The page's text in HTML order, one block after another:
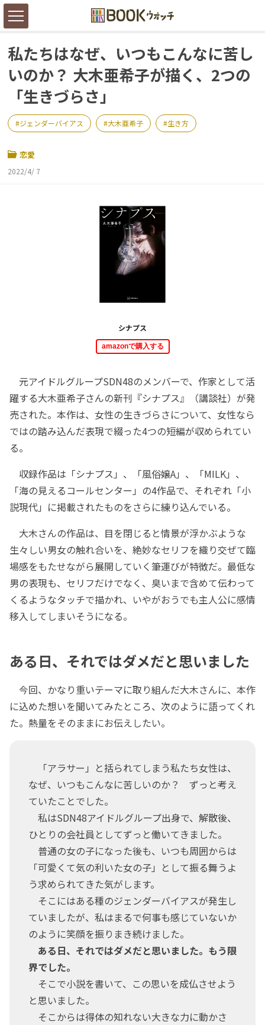
私たちはなぜ、いつもこんなに苦し
いのか？ 大木亜希子が描く、2つの
「生きづらさ」
ジェンダーバイアス 大木亜希子 生き方
恋愛
2022/4/ 7
シナプス
amazonで購入する
元アイドルグループSDN48のメンバーで、作家として活
躍する大木亜希子さんの新刊『シナプス』（講談社）が発
売された。本作は、女性の生きづらさについて、女性なら
ではの踏み込んだ表現で綴った4つの短編が収められてい
る。
収録作品は「シナプス」、「風俗嬢A」、「MILK」、
「海の見えるコールセンター」の4作品で、それぞれ「小
説現代」に掲載されたものをさらに練り込んでいる。
大木さんの作品は、目を閉じると情景が浮かぶような
生々しい男女の触れ合いを、絶妙なセリフを織り交ぜて臨
場感をもたせながら展開していく筆運びが特徴だ。最低な
男の表現も、セリフだけでなく、臭いまで含めて伝わって
くるようなタッチで描かれ、いやがおうでも主人公に感情
移入してしまいそうになる。
ある日、それではダメだと思いました
今回、かなり重いテーマに取り組んだ大木さんに、本作
に込めた想いを聞いてみたところ、次のように語ってくれ
た。熱量をそのままにお伝えしたい。
「アラサー」と括られてしまう私たち女性は、
なぜ、いつもこんなに苦しいのか？ ずっと考え
ていたことでした。
私はSDN48アイドルグループ出身で、解散後、
ひとりの会社員としてずっと働いてきました。
普通の女の子になった後も、いつも周囲からは
「可愛くて気の利いた女の子」として振る舞うよ
う求められてきた気がします。
そこにはある種のジェンダーバイアスが発生し
ていましたが、私はまるで何事も感じていないか
のように笑顔を振りまき続けました。
ある日、それではダメだと思いました。もう限
界でした。
そこで小説を書いて、この思いを成仏させよう
と思いました。
そこからは得体の知れない大きな力に動かさ